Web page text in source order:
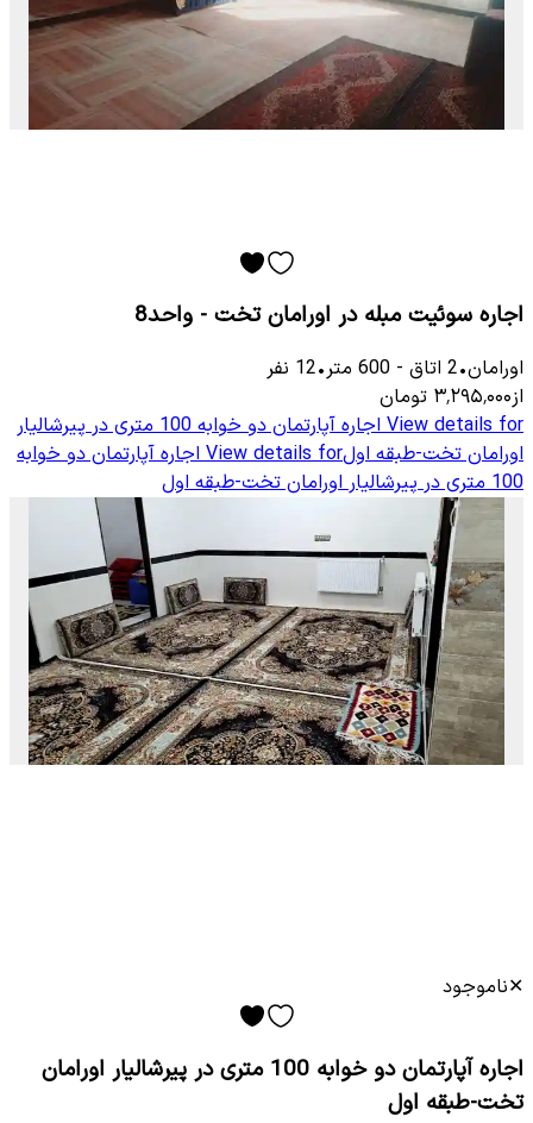
اجاره سوئیت مبله در اورامان تخت - واحد8
اورامان•
2 اتاق -
600 متر•
12 نفر
از۳٬۲۹۵٬۰۰۰ تومان
View details for
اجاره آپارتمان دو خوابه 100 متری در پیرشالیار
اورامان تخت-طبقه اولView details for اجاره آپارتمان دو خوابه
100 متری در پیرشالیار اورامان تخت-طبقه اول
✕ناموجود
اجاره آپارتمان دو خوابه 100 متری در پیرشالیار اورامان
تخت-طبقه اول